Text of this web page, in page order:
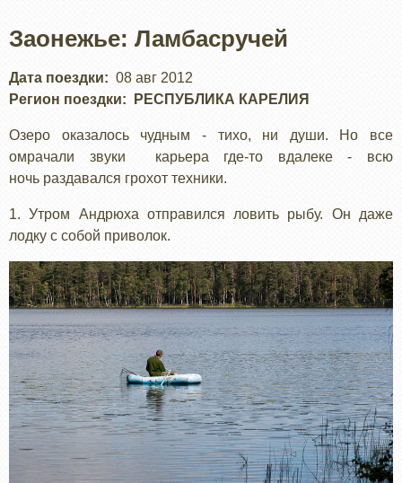
Заонежье: Ламбасручей
Дата поездки
08 авг 2012
Регион поездки
РЕСПУБЛИКА КАРЕЛИЯ
Озеро оказалось чудным - тихо, ни души. Но все
омрачали звуки карьера где-то вдалеке - всю
ночь раздавался грохот техники.
1. Утром Андрюха отправился ловить рыбу. Он даже
лодку с собой приволок.